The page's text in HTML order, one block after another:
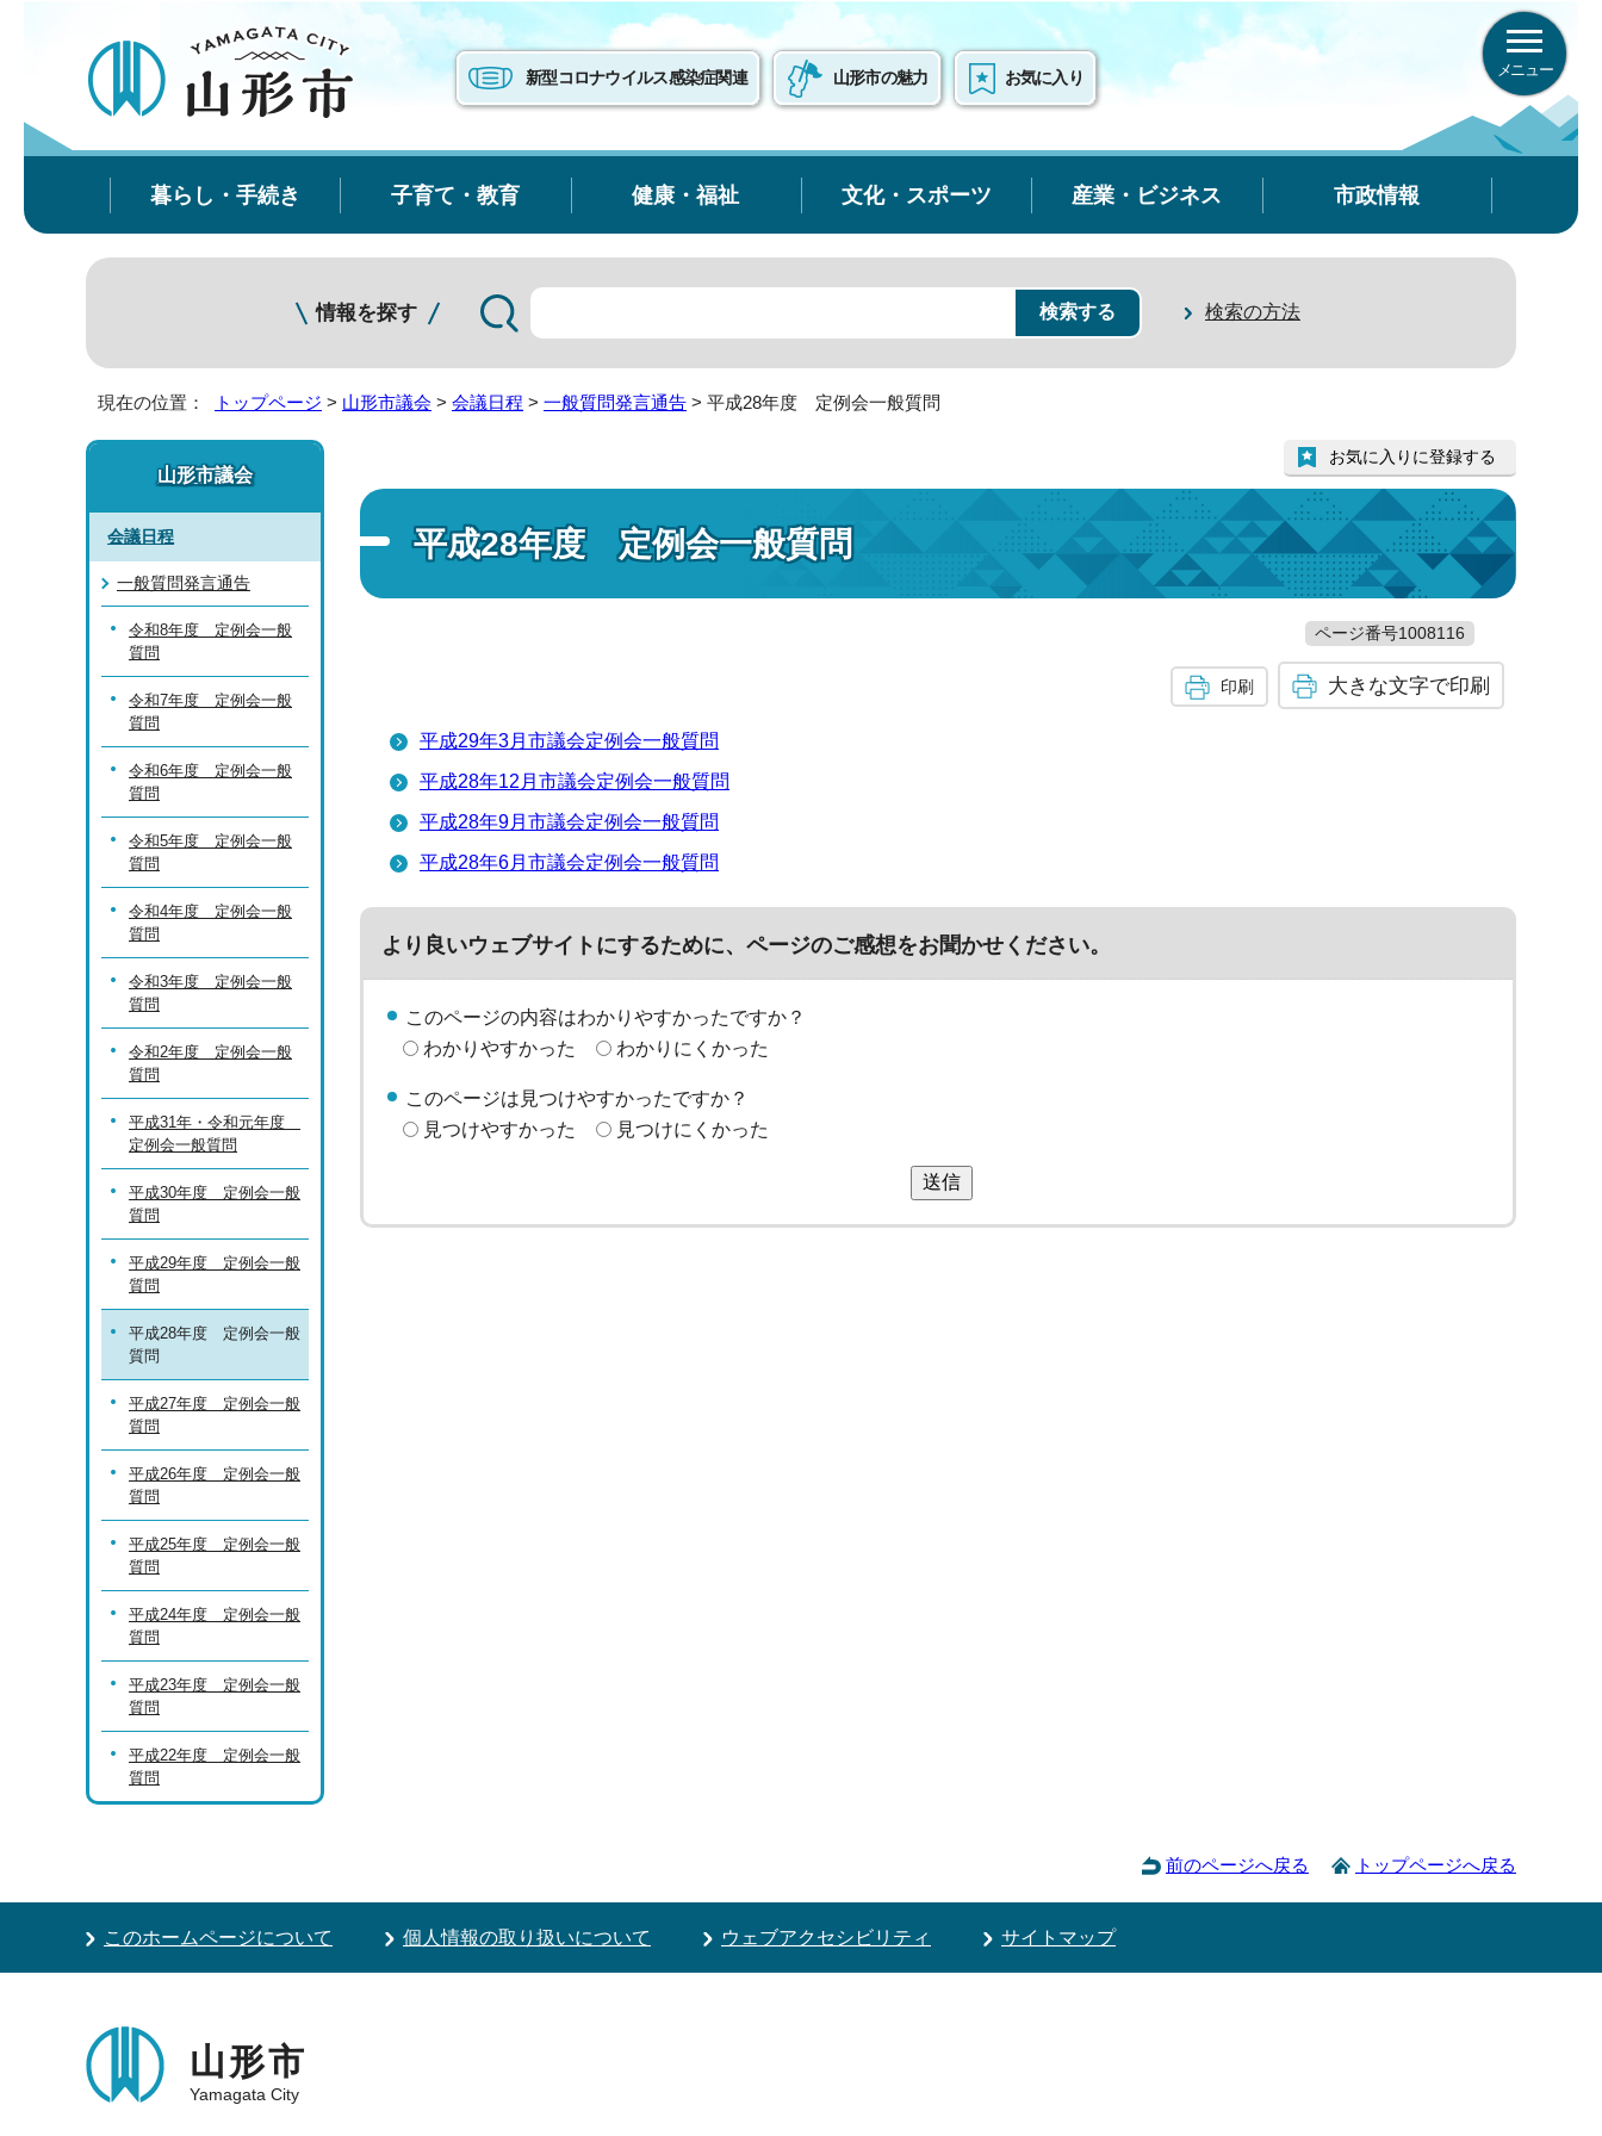
新型コロナウイルス感染症関連 山形市の魅力 お気に入り メニュー
暮らし・手続き 子育て・教育 健康・福祉 文化・スポーツ 産業・ビジネス 市政情報
情報を探す 検索の方法
現在の位置： トップページ > 山形市議会 > 会議日程 > 一般質問発言通告 > 平成28年度 定例会一般質問
平成28年度 定例会一般質問
お気に入りに登録する
ページ番号1008116
印刷 大きな文字で印刷
平成29年3月市議会定例会一般質問
平成28年12月市議会定例会一般質問
平成28年9月市議会定例会一般質問
平成28年6月市議会定例会一般質問
より良いウェブサイトにするために、ページのご感想をお聞かせください。
このページの内容はわかりやすかったですか？
わかりやすかった
わかりにくかった
このページは見つけやすかったですか？
見つけやすかった
見つけにくかった
送信
山形市議会
会議日程
一般質問発言通告
令和8年度 定例会一般
質問
令和7年度 定例会一般
質問
令和6年度 定例会一般
質問
令和5年度 定例会一般
質問
令和4年度 定例会一般
質問
令和3年度 定例会一般
質問
令和2年度 定例会一般
質問
平成31年・令和元年度
定例会一般質問
平成30年度 定例会一般
質問
平成29年度 定例会一般
質問
平成28年度 定例会一般
質問
平成27年度 定例会一般
質問
平成26年度 定例会一般
質問
平成25年度 定例会一般
質問
平成24年度 定例会一般
質問
平成23年度 定例会一般
質問
平成22年度 定例会一般
質問
前のページへ戻る トップページへ戻る
このホームページについて 個人情報の取り扱いについて ウェブアクセシビリティ サイトマップ
山形市
Yamagata City